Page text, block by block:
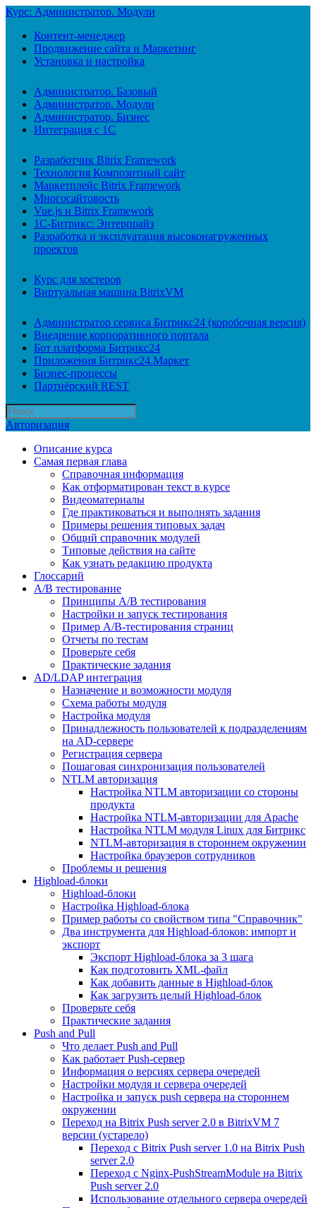
Курс: Администратор. Модули
Контент-менеджер
Продвижение сайта и Маркетинг
Установка и настройка
Администратор. Базовый
Администратор. Модули
Администратор. Бизнес
Интеграция с 1С
Разработчик Bitrix Framework
Технология Композитный сайт
Маркетплейс Bitrix Framework
Многосайтовость
Vue.js и Bitrix Framework
1С-Битрикс: Энтерпрайз
Разработка и эксплуатация высоконагруженных
проектов
Курс для хостеров
Виртуальная машина BitrixVM
Администратор сервиса Битрикс24 (коробочная версия)
Внедрение корпоративного портала
Бот платформа Битрикс24
Приложения Битрикс24.Маркет
Бизнес-процессы
Партнёрский REST
Авторизация
Описание курса
Самая первая глава
Справочная информация
Как отформатирован текст в курсе
Видеоматериалы
Где практиковаться и выполнять задания
Примеры решения типовых задач
Общий справочник модулей
Типовые действия на сайте
Как узнать редакцию продукта
Глоссарий
A/B тестирование
Принципы A/B тестирования
Настройки и запуск тестирования
Пример A/B-тестирования страниц
Отчеты по тестам
Проверьте себя
Практические задания
AD/LDAP интеграция
Назначение и возможности модуля
Схема работы модуля
Настройка модуля
Принадлежность пользователей к подразделениям
на AD-сервере
Регистрация сервера
Пошаговая синхронизация пользователей
NTLM авторизация
Настройка NTLM авторизации со стороны
продукта
Настройка NTLM-авторизации для Apache
Настройка NTLM модуля Linux для Битрикс
NTLM-авторизация в стороннем окружении
Настройка браузеров сотрудников
Проблемы и решения
Highload-блоки
Highload-блоки
Настройка Highload-блока
Пример работы со свойством типа "Справочник"
Два инструмента для Highload-блоков: импорт и
экспорт
Экспорт Highload-блока за 3 шага
Как подготовить XML-файл
Как добавить данные в Highload-блок
Как загрузить целый Highload-блок
Проверьте себя
Практические задания
Push and Pull
Что делает Push and Pull
Как работает Push-сервер
Информация о версиях сервера очередей
Настройки модуля и сервера очередей
Настройка и запуск push сервера на стороннем
окружении
Переход на Bitrix Push server 2.0 в BitrixVM 7
версии (устарело)
Переход с Bitrix Push server 1.0 на Bitrix Push
server 2.0
Переход с Nginx-PushStreamModule на Bitrix
Push server 2.0
Использование отдельного сервера очередей